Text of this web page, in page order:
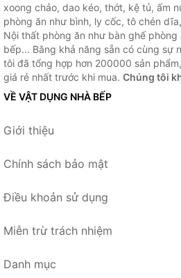
xoong chảo, dao kéo, thớt, kệ tủ, ấm
phòng ăn như bình, ly cốc, tô chén
Nội thất phòng ăn như bàn ghế
bếp... Bằng khả năng sẵn có cùng sự
tôi đã tổng hợp hơn 200000 sản
giá rẻ nhất trước khi mua. Chúng tôi
VỀ VẬT DỤNG NHÀ BẾP
Giới thiệu
Chính sách bảo mật
Điều khoản sử dụng
Miễn trừ trách nhiệm
Danh mục